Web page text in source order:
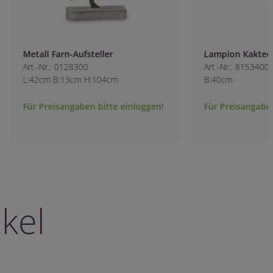
Metall Farn-Aufsteller
Art.-Nr.: 0128300
L:42cm B:13cm H:104cm
Für Preisangaben bitte einloggen!
Lampion Kakteen
Art.-Nr.: 8153400
B:40cm
Für